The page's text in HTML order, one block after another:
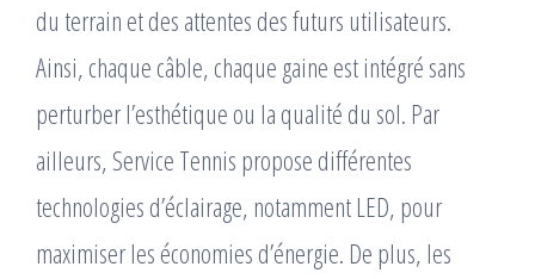
du terrain et des attentes des futurs utilisateurs.
Ainsi, chaque câble, chaque gaine est intégré sans
perturber l’esthétique ou la qualité du sol. Par
ailleurs, Service Tennis propose différentes
technologies d’éclairage, notamment LED, pour
maximiser les économies d’énergie. De plus, les